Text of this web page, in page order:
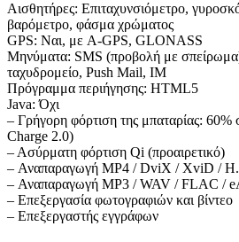
Αισθητήρες: Επιταχυνσιόμετρο,
βαρόμετρο, φάσμα χρώματος
GPS: Ναι, με A-GPS, GLONASS
Μηνύματα: SMS (προβολή με
ταχυδρομείο, Push Mail, IM
Πρόγραμμα περιήγησης: HTML5
Java: Όχι
– Γρήγορη φόρτιση της μπαταρίας:
Charge 2.0)
– Ασύρματη φόρτιση Qi (προαιρετικό)
– Αναπαραγωγή MP4 / DviX / XviD /
– Αναπαραγωγή MP3 / WAV / FLAC /
– Επεξεργασία φωτογραφιών και βίντεο
– Επεξεργαστής εγγράφων